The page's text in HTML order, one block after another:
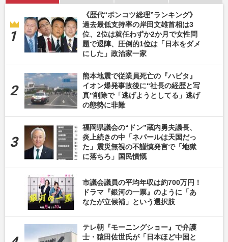
《歴代“ポンコツ総理”ランキング》
過去最低支持率の岸田文雄首相は3
位、2位は就任わずか2か月で女性問
題で退陣、圧倒的1位は「日本をダメ
にした」政治家一家
熊本地震で従業員死亡の『ハビタ』
イオン爆発事故後に“社長の経歴と写
真”削除で「逃げようとしてる」逃げ
の態勢に非難
福岡県議会の“ドン”蔵内勇夫議長、
炎上続きの中「ネパールは天国だっ
た」震災無視の不謹慎発言で「地獄
に落ちろ」国民憤慨
市議会議員の平均年収は約700万円！
ドラマ『銀河の一票』のように「あ
なたが立候補」という選択肢
テレ朝『モーニングショー』で弁護
士・猿田佐世氏が「日本ほど中国と